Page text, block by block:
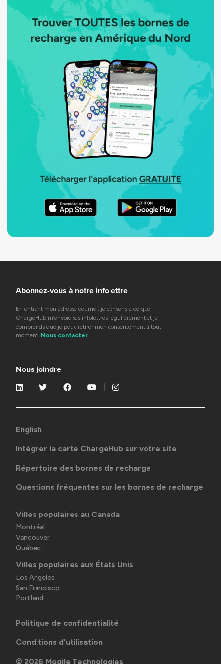
Abonnez-vous à notre infolettre
En entrant mon adresse courriel, je consens à ce que
ChargeHub m’envoie ses infolettres régulièrement et je
comprends que je peux retirer mon consentement à tout
moment. Nous contacter
Nous joindre
English
Intégrer la carte ChargeHub sur votre site
Répertoire des bornes de recharge
Questions fréquentes sur les bornes de recharge
Villes populaires au Canada
Montréal
Vancouver
Québec
Villes populaires aux États Unis
Los Angeles
San Francisco
Portland
Politique de confidentialité
Conditions d'utilisation
© 2026 Mogile Technologies